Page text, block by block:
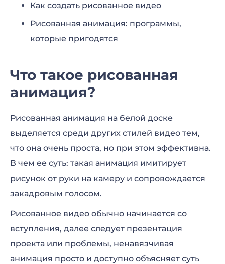
Как создать рисованное видео
Рисованная анимация: программы,
которые пригодятся
Что такое рисованная
анимация?
Рисованная анимация на белой доске
выделяется среди других стилей видео тем,
что она очень проста, но при этом эффективна.
В чем ее суть: такая анимация имитирует
рисунок от руки на камеру и сопровождается
закадровым голосом.
Рисованное видео обычно начинается со
вступления, далее следует презентация
проекта или проблемы, ненавязчивая
анимация просто и доступно объясняет суть